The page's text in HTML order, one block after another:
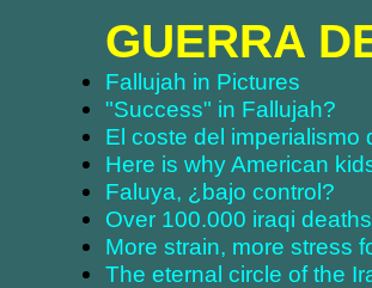
GUERRA
Fallujah in Pictures
"Success" in Fallujah?
El coste del imperialismo
Here is why American
Faluya, ¿bajo control?
Over 100.000 iraqi
More strain, more stress
The eternal circle of the